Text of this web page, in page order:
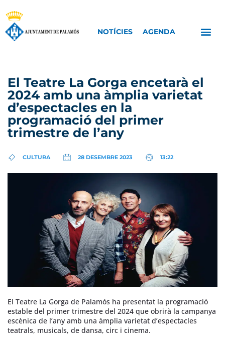
NOTÍCIES AGENDA
El Teatre La Gorga encetarà el
2024 amb una àmplia varietat
d’espectacles en la
programació del primer
trimestre de l’any
CULTURA 28 DESEMBRE 2023 13:22
El Teatre La Gorga de Palamós ha presentat la programació
estable del primer trimestre del 2024 que obrirà la campanya
escènica de l’any amb una àmplia varietat d’espectacles
teatrals, musicals, de dansa, circ i cinema.